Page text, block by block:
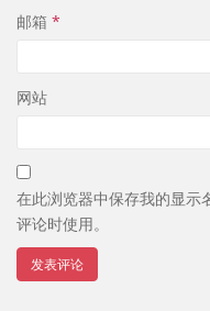
邮箱 *
网站
在此浏览器中保存我的显示
评论时使用。